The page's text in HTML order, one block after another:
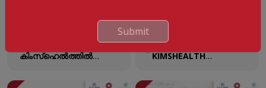
അപൂർവ്വവും
ശസ്ത്രക്രിയ
കിംസ്ഹെൽത്തിൽ
പത്തൊൻപതുകാരന്
ഘടനാപരമായ
രോഗങ്ങൾക്ക്
ലഭ്യമാക്കുക എന്ന
തിരുവനന്തപുരം കിംസ്
Inauguration of the
KIMSHEALTH
Structural Heart
Submit